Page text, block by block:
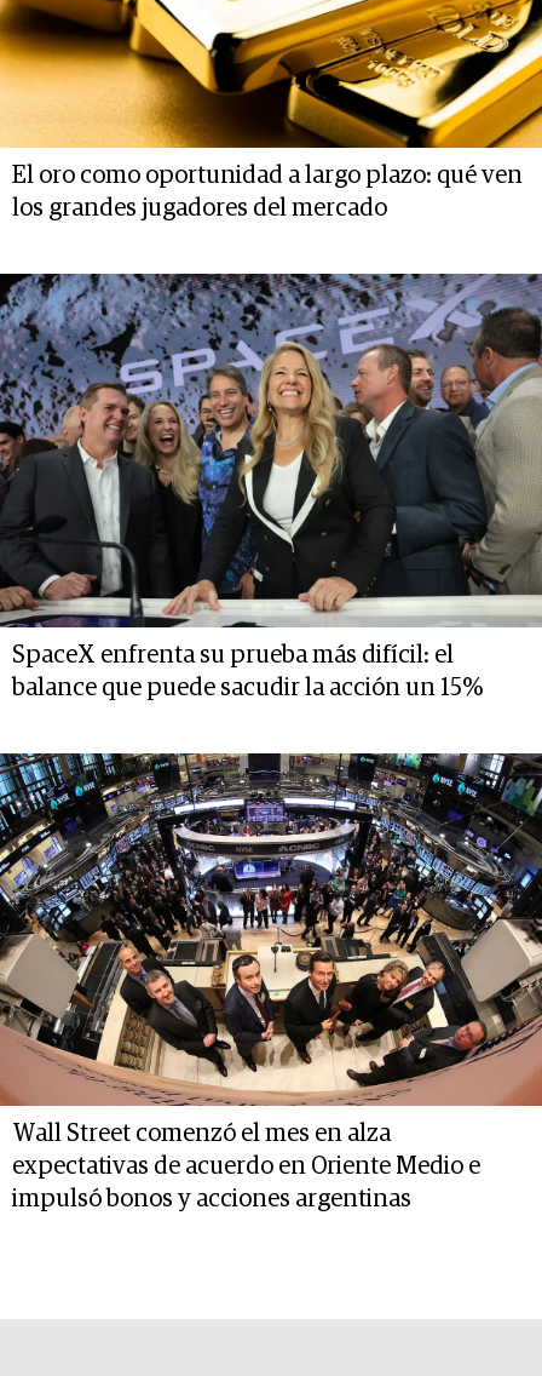
El oro como oportunidad a largo plazo: qué ven
los grandes jugadores del mercado
SpaceX enfrenta su prueba más difícil: el
balance que puede sacudir la acción un 15%
Wall Street comenzó el mes en alza
expectativas de acuerdo en Oriente Medio e
impulsó bonos y acciones argentinas